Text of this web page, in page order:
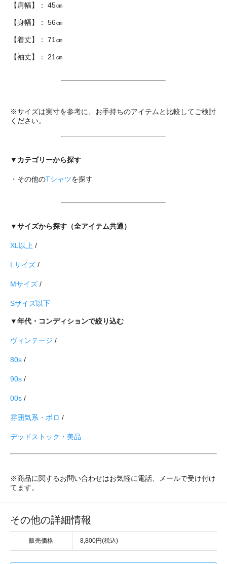
【肩幅】： 45㎝
【身幅】： 56㎝
【着丈】： 71㎝
【袖丈】： 21㎝
※サイズは実寸を参考に、お手持ちのアイテムと比較してご検討
ください。
▼カテゴリーから探す
・その他のTシャツを探す
▼サイズから探す（全アイテム共通）
XL以上 /
Lサイズ /
Mサイズ /
Sサイズ以下
▼年代・コンディションで絞り込む
ヴィンテージ /
80s /
90s /
00s /
雰囲気系・ボロ /
デッドストック・美品
※商品に関するお問い合わせはお気軽に電話、メールで受け付け
てます。
その他の詳細情報
販売価格 8,800円(税込)